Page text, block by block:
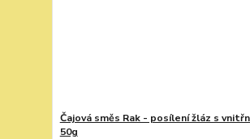
Čajová směs Rak - posílení žláz s
50g